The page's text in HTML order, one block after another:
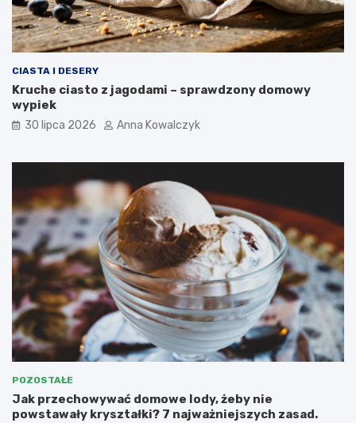
CIASTA I DESERY
Kruche ciasto z jagodami – sprawdzony domowy
wypiek
30 lipca 2026 Anna Kowalczyk
POZOSTAŁE
Jak przechowywać domowe lody, żeby nie
powstawały kryształki? 7 najważniejszych zasad.